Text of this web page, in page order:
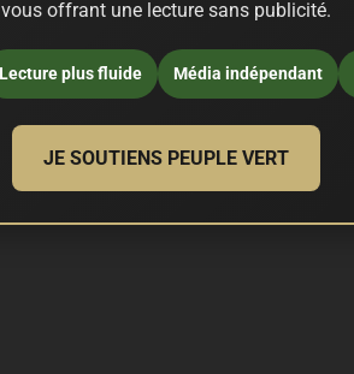
vous offrant une lecture sans publicité.
Lecture plus fluide Média indépendant
JE SOUTIENS PEUPLE VERT